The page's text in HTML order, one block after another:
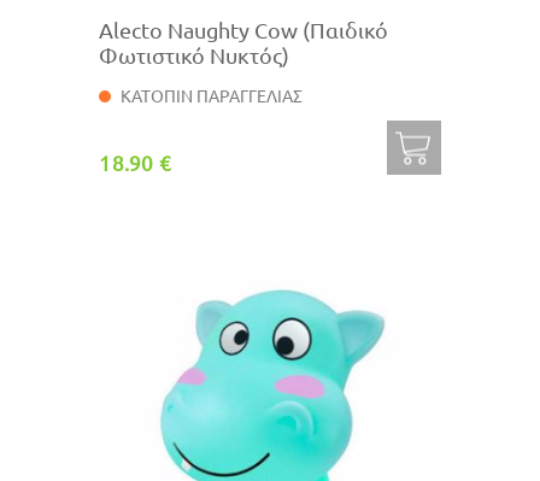
Alecto Naughty Cow (Παιδικό
Φωτιστικό Νυκτός)
ΚΑΤΟΠΙΝ ΠΑΡΑΓΓΕΛΙΑΣ
18.90 €